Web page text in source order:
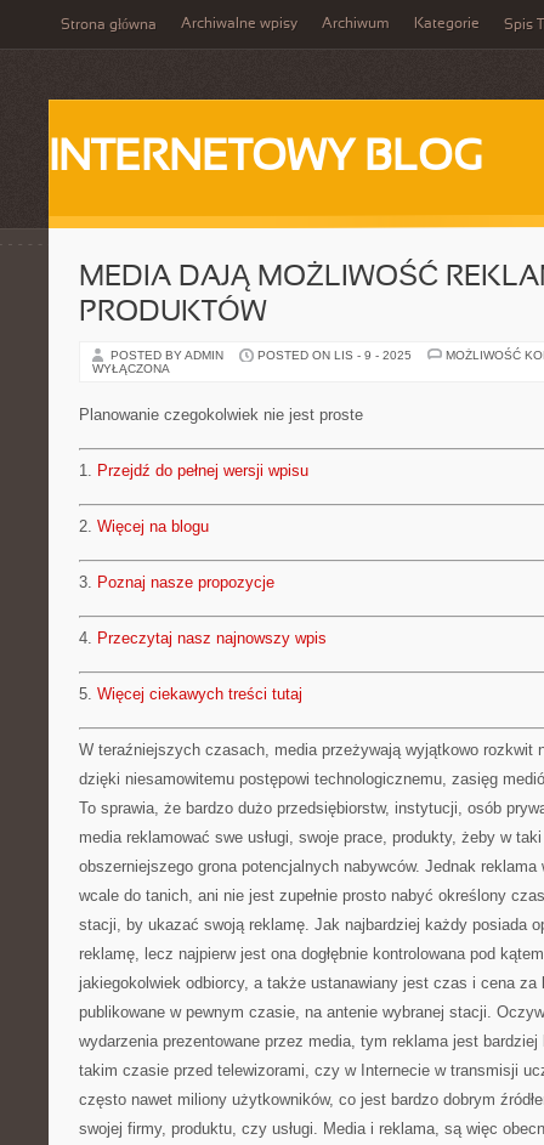
Strona główna Archiwalne wpisy Archiwum Kategorie Spis
INTERNETOWY BLOG
MEDIA DAJĄ MOŻLIWOŚĆ
PRODUKTÓW
POSTED BY ADMIN POSTED ON LIS - 9 - 2025
MOŻLIWOŚĆ
WYŁĄCZONA
Planowanie czegokolwiek nie jest proste
1. Przejdź do pełnej wersji wpisu
2. Więcej na blogu
3. Poznaj nasze propozycje
4. Przeczytaj nasz najnowszy wpis
5. Więcej ciekawych treści tutaj
W teraźniejszych czasach, media przeżywają wyjątkowo rozkwit
dzięki niesamowitemu postępowi technologicznemu, zasięg
To sprawia, że bardzo dużo przedsiębiorstw, instytucji, osób
media reklamować swe usługi, swoje prace, produkty, żeby w
obszerniejszego grona potencjalnych nabywców. Jednak
wcale do tanich, ani nie jest zupełnie prosto nabyć określony
stacji, by ukazać swoją reklamę. Jak najbardziej każdy posiada
reklamę, lecz najpierw jest ona dogłębnie kontrolowana pod
jakiegokolwiek odbiorcy, a także ustanawiany jest czas i cena za
publikowane w pewnym czasie, na antenie wybranej stacji.
wydarzenia prezentowane przez media, tym reklama jest
takim czasie przed telewizorami, czy w Internecie w transmisji
często nawet miliony użytkowników, co jest bardzo dobrym
swojej firmy, produktu, czy usługi. Media i reklama, są więc